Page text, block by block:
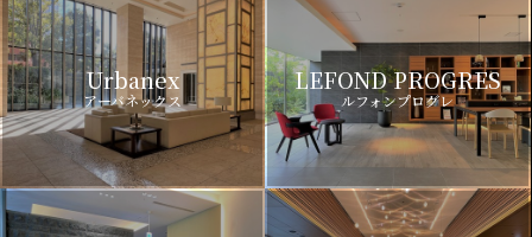
Urbanex
アーバネックス
LEFOND PROGRES
ルフォンプログレ